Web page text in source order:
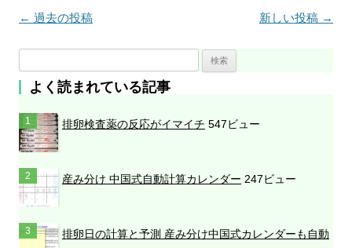
投
ゲ
ー
ョ
ン
← 過去の投稿 新しい投稿 →
:
よく読まれている記事
排卵検査薬の反応がイマイチ 547ビュー
産み分け 中国式自動計算カレンダー 247ビュー
排卵日の計算と予測 産み分け中国式カレンダーも自動